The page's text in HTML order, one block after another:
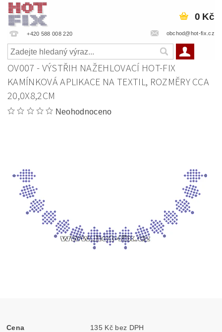
+420 588 008 220 obchod@hot-fix.cz
0 Kč
OV007 - VÝSTŘIH NAŽEHLOVACÍ HOT-FIX
KAMÍNKOVÁ APLIKACE NA TEXTIL, ROZMĚRY CCA
20,0X8,2CM
Neohodnoceno
Cena 135 Kč bez DPH